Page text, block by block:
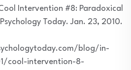
Intervention #8: Paradoxical
Today. Jan. 23, 2010.
blog/in-
cool-intervention-8-